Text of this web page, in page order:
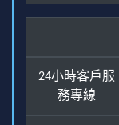
24小時客戶服
務專線